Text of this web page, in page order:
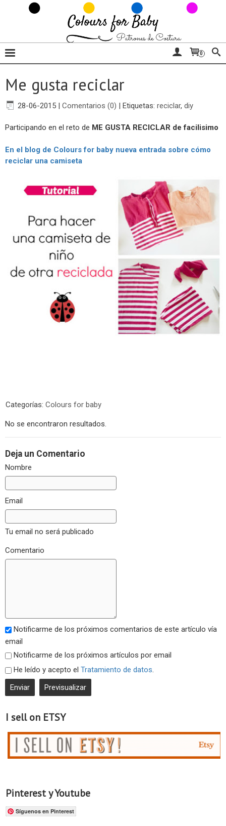
0
I sell on ETSY
Pinterest y Youtube
Síguenos en Pinterest
Me gusta reciclar
28-06-2015 | Comentarios (0) | Etiquetas: reciclar, diy
Participando en el reto de ME GUSTA RECICLAR de facilisimo
En el blog de Colours for baby nueva entrada sobre cómo
reciclar una camiseta
Categorías: Colours for baby
No se encontraron resultados.
Deja un Comentario
Nombre
Email
Tu email no será publicado
Comentario
Notificarme de los próximos comentarios de este artículo vía
email
Notificarme de los próximos artículos por email
He leído y acepto el Tratamiento de datos.